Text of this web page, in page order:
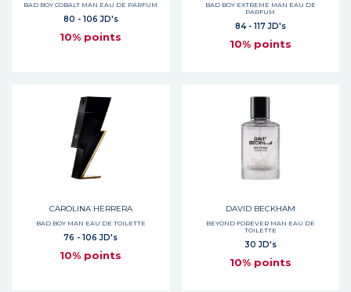
BAD BOY COBALT MAN EAU DE PARFUM
80 - 106 JD's
10% points
BAD BOY EXTREME MAN EAU DE
PARFUM
84 - 117 JD's
10% points
CAROLINA HERRERA
BAD BOY MAN EAU DE TOILETTE
76 - 106 JD's
10% points
DAVID BECKHAM
BEYOND FOREVER MAN EAU DE
TOILETTE
30 JD's
10% points